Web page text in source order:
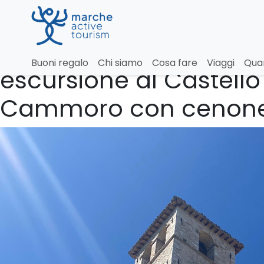
Buoni regalo Chi siamo Cosa fare Viaggi
Capodanno 2026 in
escursione al
Cammoro con